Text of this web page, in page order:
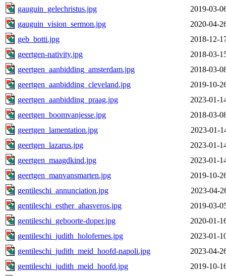
gauguin_gelechristus.jpg
2019-03-
gauguin_vision_sermon.jpg
2020-04-
geb_botti.jpg
2018-12-
geertgen-nativity.jpg
2018-03-
geertgen_aanbidding_amsterdam.jpg
2018-03-
geertgen_aanbidding_cleveland.jpg
2019-10-
geertgen_aanbidding_praag.jpg
2023-01-
geertgen_boomvanjesse.jpg
2018-03-
geertgen_lamentation.jpg
2023-01-
geertgen_lazarus.jpg
2023-01-
geertgen_maagdkind.jpg
2023-01-
geertgen_manvansmarten.jpg
2019-10-
gentileschi_annunciation.jpg
2023-04-
gentileschi_esther_ahasveros.jpg
2019-03-
gentileschi_geboorte-doper.jpg
2020-01-
gentileschi_judith_holofernes.jpg
2023-01-
gentileschi_judith_meid_hoofd-napoli.jpg
2023-04-
gentileschi_judith_meid_hoofd.jpg
2019-10-